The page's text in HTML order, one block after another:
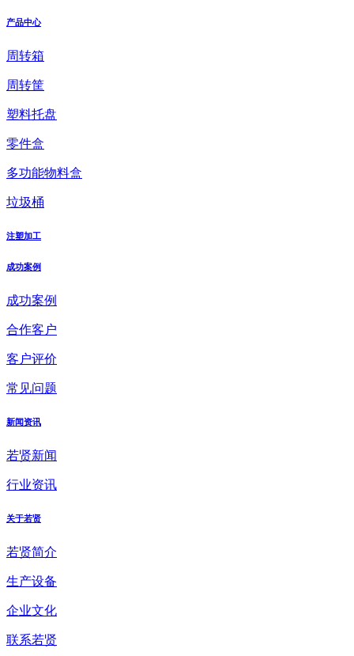
产品中心
周转箱
周转筐
塑料托盘
零件盒
多功能物料盒
垃圾桶
注塑加工
成功案例
成功案例
合作客户
客户评价
常见问题
新闻资讯
若贤新闻
行业资讯
关于若贤
若贤简介
生产设备
企业文化
联系若贤